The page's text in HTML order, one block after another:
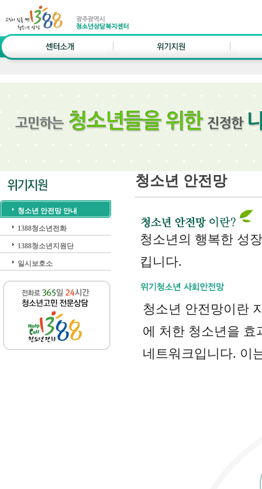
청소년 안전망 안내
1388청소년전화
1388청소년지원단
일시보호소
청소년 안전망
청소년의 행복한 성
킵니다.
청소년 안전망이란
에 처한 청소년을 효
네트워크입니다. 이